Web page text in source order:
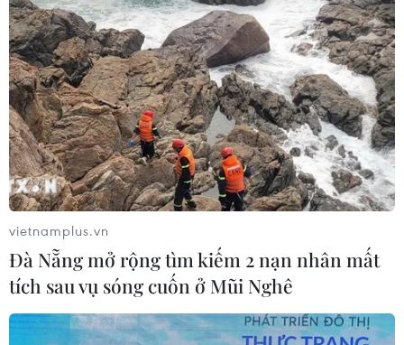
viên luôn lựa chọn lớp nền siêu mỏng, gần như
không có và son bóng có màu nhẹ nhàng tựa
như màu môi tự nhiên./.
(Vietnam+)
vietnamplus.vn
Đà Nẵng mở rộng tìm kiếm 2 nạn nhân mất
tích sau vụ sóng cuốn ở Mũi Nghê